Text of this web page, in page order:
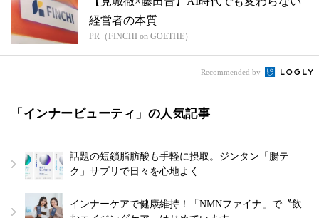
経営者の本質
PR（FINCHI on GOETHE）
Recommended by
「インナービューティ」の人気記事
話題の短鎖脂肪酸も手軽に摂取。ジンタン「腸テ
ク」サプリで日々を心地よく
インナーケアで健康維持！「NMNファイナ」で〝飲